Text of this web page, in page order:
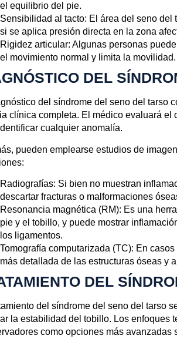
el equilibrio del pie.
Sensibilidad al tacto: El área del seno del
si se aplica presión directa en la zona
Rigidez articular: Algunas personas
el movimiento normal y limita la movilidad.
DEL
del síndrome del seno del tarso
clínica completa. El médico evaluará
cualquier anomalía.
pueden emplearse estudios de
Radiografías: Si bien no muestran
descartar fracturas o malformaciones
Resonancia magnética (RM): Es una
pie y el tobillo, y puede mostrar
los ligamentos.
Tomografía computarizada (TC): En
más detallada de las estructuras óseas y
DEL
del síndrome del seno del tarso
la estabilidad del tobillo. Los enfoques
como opciones más avanzadas